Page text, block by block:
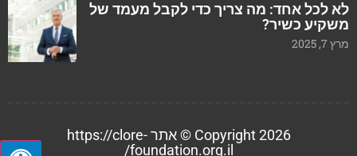
לא לכל אחד: מה צריך כדי לקבל מעמד של
משקיע כשיר?
מרץ 7, 2025
Copyright 2026 © אתר https://clore-
foundation.org.il/